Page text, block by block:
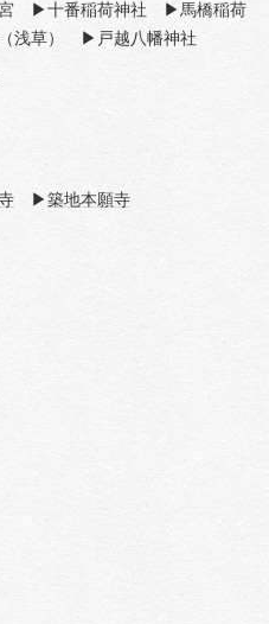
▶十番稲荷神社 ▶馬橋稲荷
浅草） ▶戸越八幡神社
▶ 築地本願寺